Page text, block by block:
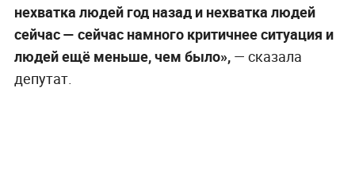
нехватка людей год назад и нехватка людей
сейчас — сейчас намного критичнее ситуация и
людей ещё меньше, чем было»,— сказала
депутат.